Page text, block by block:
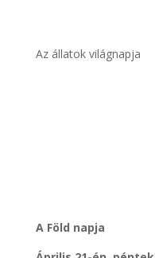
Az állatok világnapja
A Föld napja